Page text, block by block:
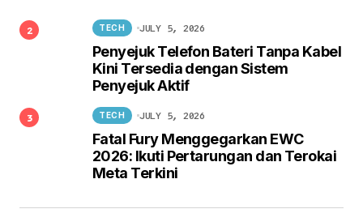
Penyejuk Telefon Bateri Tanpa Kabel
Kini Tersedia dengan Sistem
Penyejuk Aktif
TECH JULY 5, 2026
Fatal Fury Menggegarkan EWC
2026: Ikuti Pertarungan dan Terokai
Meta Terkini
TECH JULY 5, 2026